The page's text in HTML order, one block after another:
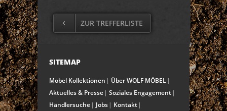
ZUR TREFFERLISTE
SITEMAP
Möbel Kollektionen
Über WOLF MÖBEL
Aktuelles & Presse
Soziales Engagement
Händlersuche
Jobs
Kontakt